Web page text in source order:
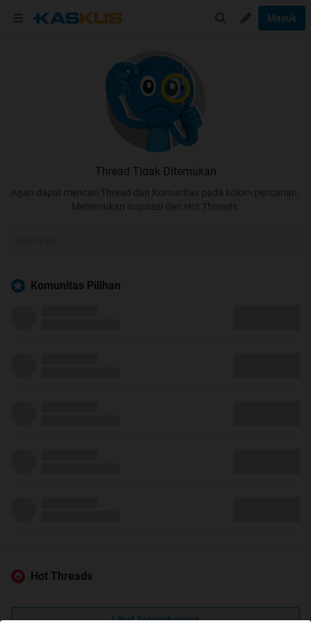
Masuk
Thread Tidak Ditemukan
Agan dapat mencari Thread dan Komunitas pada kolom pencarian.
Menemukan inspirasi dari Hot Threads.
Komunitas Pilihan
Hot Threads
Lihat Selengkapnya